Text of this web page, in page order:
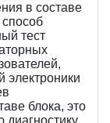
в составе
тест
электроники
блока, это